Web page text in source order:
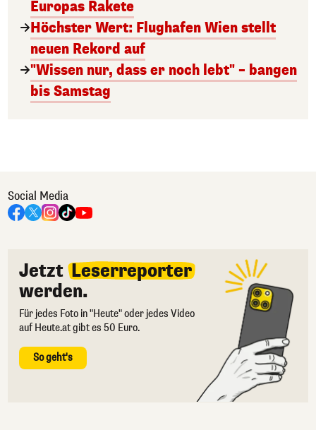
Europas Rakete
Höchster Wert: Flughafen Wien stellt
neuen Rekord auf
"Wissen nur, dass er noch lebt" – bangen
bis Samstag
Social Media
Jetzt Leserreporter
werden.
Für jedes Foto in "Heute" oder jedes Video
auf Heute.at gibt es 50 Euro.
So geht's